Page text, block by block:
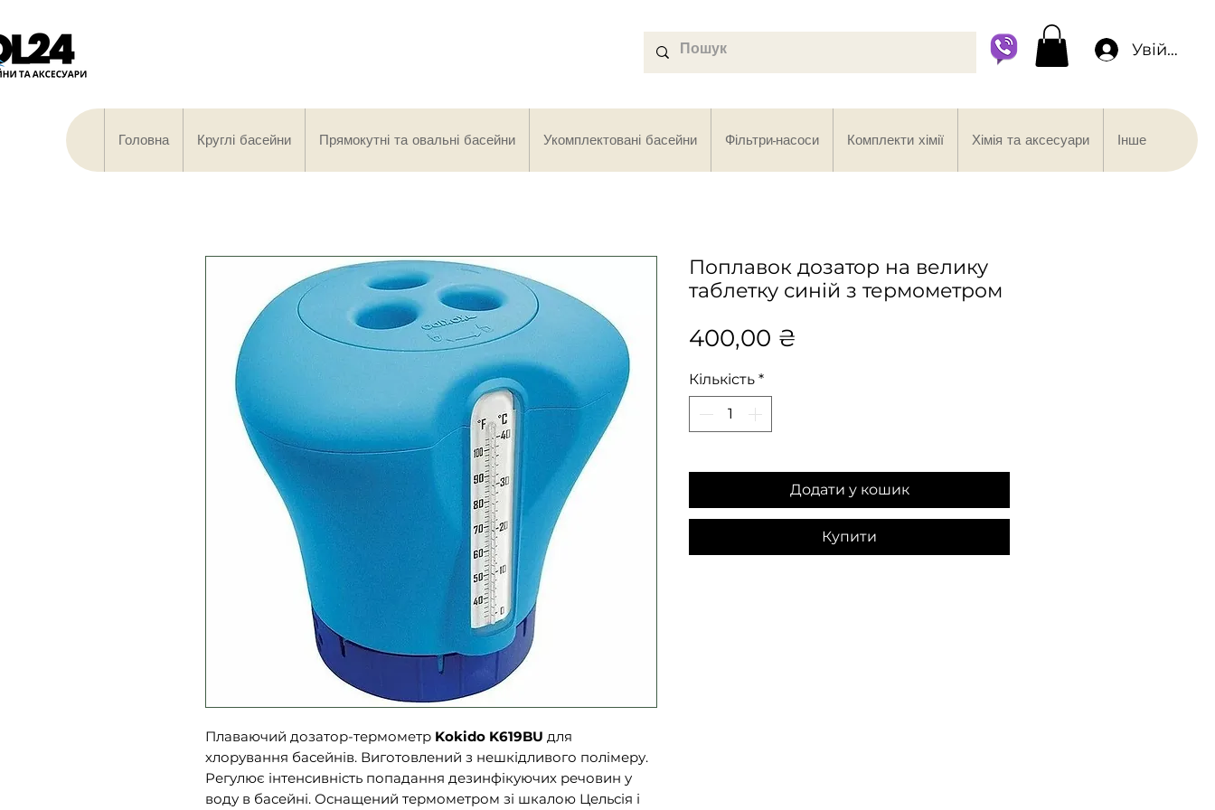
Увійти
Плаваючий дозатор-термометр Kokido K619BU для
хлорування басейнів. Виготовлений з нешкідливого полімеру.
Регулює інтенсивність попадання дезинфікуючих речовин у
воду в басейні. Оснащений термометром зі шкалою Цельсія і
Поплавок дозатор на велику
таблетку синій з термометром
400,00 ₴
Кількість *
Додати у кошик
Купити
Головна Круглі басейни Прямокутні та овальні басейни Укомплектовані басейни Фільтри-насоси Комплекти хімії Хімія та аксесуари Інше